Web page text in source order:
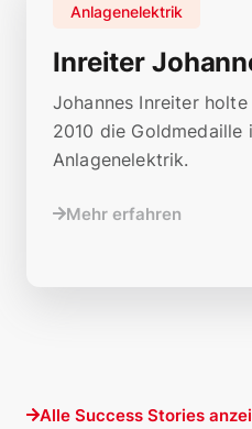
Inreiter
Anlagenelektrik
Johannes Inreiter
2010 die Goldmedaille
Anlagenelektrik.
Mehr erfahren
Alle Success Stories